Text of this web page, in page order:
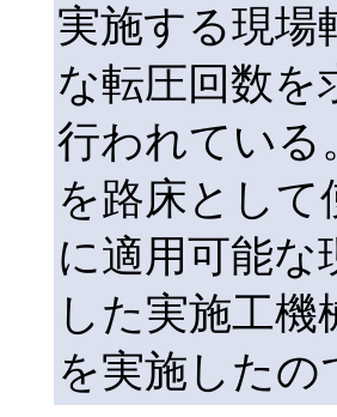
実施する現場
な転圧回数を
行われている
を路床として
に適用可能な
した実施工
を実施したの